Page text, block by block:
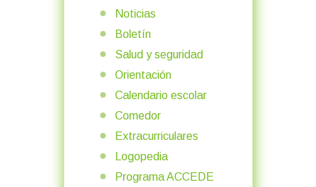
Noticias
Boletín
Salud y seguridad
Orientación
Calendario escolar
Comedor
Extracurriculares
Logopedia
Programa ACCEDE